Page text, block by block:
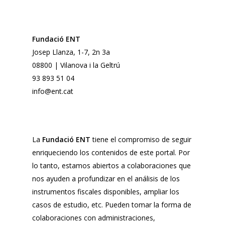
Fundació ENT
Josep Llanza, 1-7, 2n 3a
08800 | Vilanova i la Geltrú
93 893 51 04
info@ent.cat
La Fundació ENT tiene el compromiso de seguir
enriqueciendo los contenidos de este portal. Por
lo tanto, estamos abiertos a colaboraciones que
nos ayuden a profundizar en el análisis de los
instrumentos fiscales disponibles, ampliar los
casos de estudio, etc. Pueden tomar la forma de
colaboraciones con administraciones,